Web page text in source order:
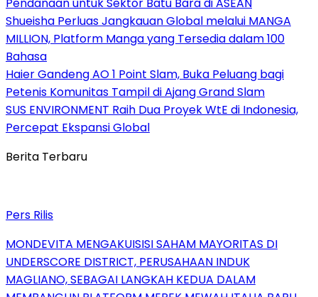
Shueisha Perluas Jangkauan Global melalui MANGA
MILLION, Platform Manga yang Tersedia dalam 100
Bahasa
Haier Gandeng AO 1 Point Slam, Buka Peluang bagi
Petenis Komunitas Tampil di Ajang Grand Slam
SUS ENVIRONMENT Raih Dua Proyek WtE di Indonesia,
Percepat Ekspansi Global
Berita Terbaru
Pers Rilis
MONDEVITA MENGAKUISISI SAHAM MAYORITAS DI
UNDERSCORE DISTRICT, PERUSAHAAN INDUK
MAGLIANO, SEBAGAI LANGKAH KEDUA DALAM